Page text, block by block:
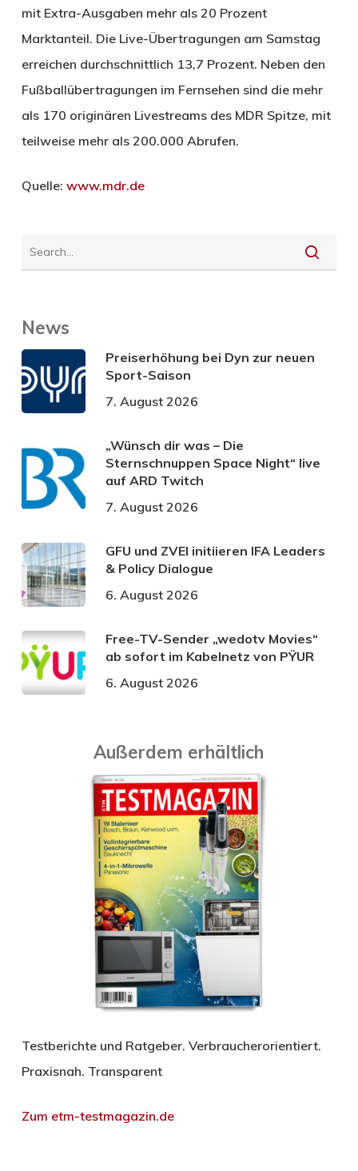
mit Extra-Ausgaben mehr als 20 Prozent
Marktanteil. Die Live-Übertragungen am Samstag
erreichen durchschnittlich 13,7 Prozent. Neben den
Fußballübertragungen im Fernsehen sind die mehr
als 170 originären Livestreams des MDR Spitze, mit
teilweise mehr als 200.000 Abrufen.
Quelle: www.mdr.de
News
Preiserhöhung bei Dyn zur neuen
Sport-Saison
7. August 2026
„Wünsch dir was – Die
Sternschnuppen Space Night“ live
auf ARD Twitch
7. August 2026
GFU und ZVEI initiieren IFA Leaders
& Policy Dialogue
6. August 2026
Free-TV-Sender „wedotv Movies“
ab sofort im Kabelnetz von PŸUR
6. August 2026
Außerdem erhältlich
Testberichte und Ratgeber. Verbraucherorientiert.
Praxisnah. Transparent
Zum etm-testmagazin.de